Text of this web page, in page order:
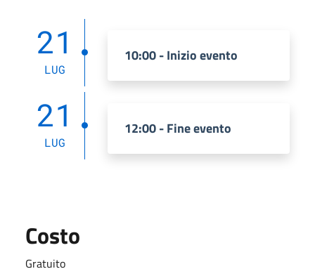
21
LUG
10:00 - Inizio evento
21
LUG
12:00 - Fine evento
Costo
Gratuito